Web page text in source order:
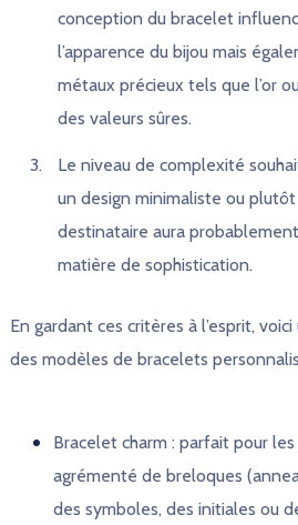
conception du bracelet
l’apparence du bijou mais
métaux précieux tels que l’or
des valeurs sûres.
Le niveau de complexité
un design minimaliste ou
destinataire aura
matière de sophistication.
En gardant ces critères à l’esprit,
des modèles de bracelets
Bracelet charm : parfait pour
agrémenté de breloques
des symboles, des initiales ou